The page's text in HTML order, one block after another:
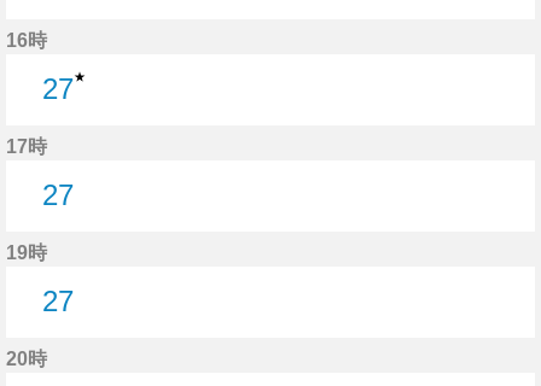
16時
27★
17時
27
19時
27
20時